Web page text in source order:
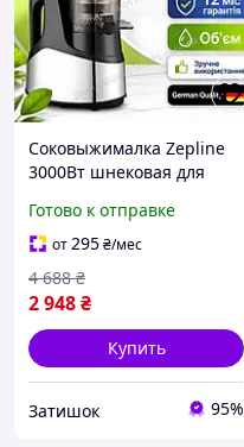
Соковыжималка Zepline
3000Вт шнековая для
Соковыжималка
мороженица для дома
Мощная сокодавка для
фруктов
Готово к отправке
от295₴/мес
2 948₴
4 688 ₴
Купить
Затишок 95%